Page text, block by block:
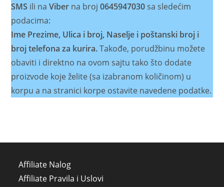
SMS ili naViber na broj0645947030sa sledećim
podacima:
Ime Prezime, Ulica i broj, Naselje i poštanski broj i
broj telefona za kurira.Takođe, porudžbinu možete
obaviti i direktno na ovom sajtu tako što dodate
proizvode koje želite (sa izabranom količinom) u
korpu a na stranici korpe ostavite navedene podatke.
Affiliate Nalog
Affiliate Pravila i Uslovi